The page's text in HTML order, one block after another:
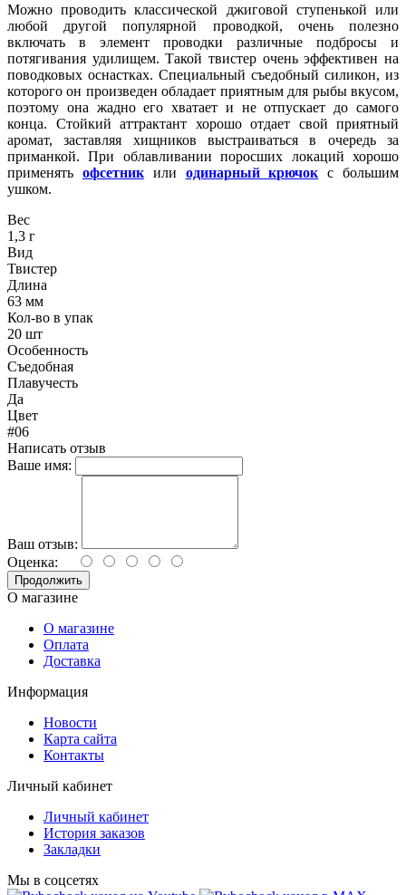
Можно проводить классической джиговой ступенькой или
любой другой популярной проводкой, очень полезно
включать в элемент проводки различные подбросы и
потягивания удилищем. Такой твистер очень эффективен на
поводковых оснастках. Специальный съедобный силикон, из
которого он произведен обладает приятным для рыбы вкусом,
поэтому она жадно его хватает и не отпускает до самого
конца. Стойкий аттрактант хорошо отдает свой приятный
аромат, заставляя хищников выстраиваться в очередь за
приманкой. При облавливании поросших локаций хорошо
применять офсетникили одинарный крючок с большим
ушком.
Вес
1,3 г
Вид
Твистер
Длина
63 мм
Кол-во в упак
20 шт
Особенность
Съедобная
Плавучесть
Да
Цвет
#06
Написать отзыв
Ваше имя:
Ваш отзыв:
Оценка:
Продолжить
О магазине
О магазине
Оплата
Доставка
Информация
Новости
Карта сайта
Контакты
Личный кабинет
Личный кабинет
История заказов
Закладки
Мы в соцсетях